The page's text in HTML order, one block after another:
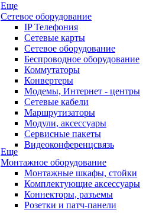
Еще
Сетевое оборудование
IP Телефония
Сетевые карты
Сетевое оборудование
Беспроводное оборудование
Коммутаторы
Конвертеры
Модемы, Интернет - центры
Сетевые кабели
Маршрутизаторы
Модули, аксессуары
Сервисные пакеты
Видеоконференцсвязь
Еще
Монтажное оборудование
Монтажные шкафы, стойки
Комплектующие аксессуары
Коннекторы, разъемы
Розетки и патч-панели